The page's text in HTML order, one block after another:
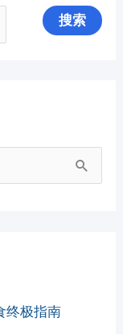
终极指南